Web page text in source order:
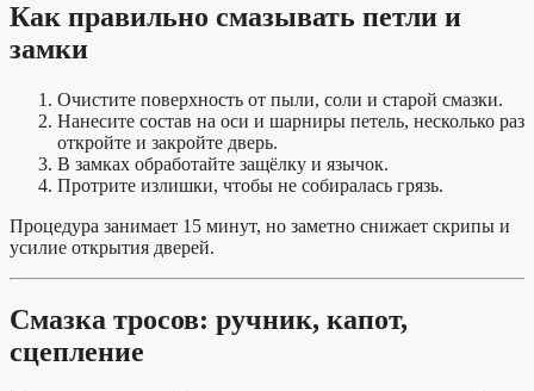
Как правильно смазывать петли и
замки
Очистите поверхность от пыли, соли и старой смазки.
Нанесите состав на оси и шарниры петель, несколько раз
откройте и закройте дверь.
В замках обработайте защёлку и язычок.
Протрите излишки, чтобы не собиралась грязь.
Процедура занимает 15 минут, но заметно снижает скрипы и
усилие открытия дверей.
Смазка тросов: ручник, капот,
сцепление